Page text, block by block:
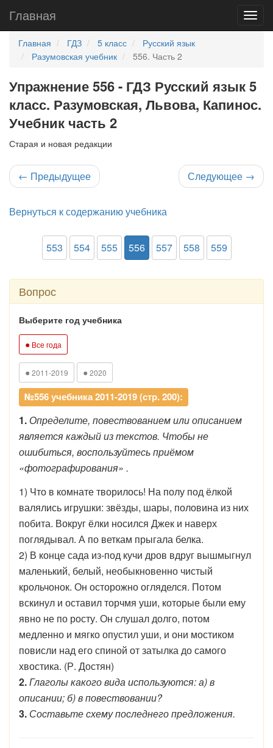
Главная
Главная ГДЗ 5 класс
Русский язык
Разумовская учебник
556. Часть 2
Упражнение 556 - ГДЗ Русский язык 5
класс. Разумовская, Львова, Капинос.
Учебник часть 2
Старая и новая редакции
← Предыдущее Следующее →
Вернуться к содержанию учебника
553 554 555 556 557 558 559
Вопрос
Выберите год учебника
● Все года
● 2011-2019 ● 2020
№556 учебника 2011-2019 (стр. 200):
1. Определите, повествованием или описанием
является каждый из текстов. Чтобы не
ошибиться, воспользуйтесь приёмом
«фотографирования» .
1) Что в комнате творилось! На полу под ёлкой
валялись игрушки: звёзды, шары, половина из них
побита. Вокруг ёлки носился Джек и наверх
поглядывал. А по веткам прыгала белка.
2) В конце сада из-под кучи дров вдруг вышмыгнул
маленький, белый, необыкновенно чистый
крольчонок. Он осторожно огляделся. Потом
вскинул и оставил торчмя уши, которые были ему
явно не по росту. Он слушал долго, потом
медленно и мягко опустил уши, и они мостиком
повисли над его спиной от затылка до самого
хвостика. (Р. Достян)
2.Глаголы какого вида используются: а) в
описании; б) в повествовании?
3. Составьте схему последнего предложения.